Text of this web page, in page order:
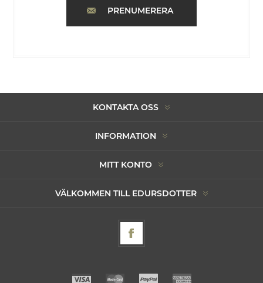
PRENUMERERA
KONTAKTA OSS
INFORMATION
MITT KONTO
VÄLKOMMEN TILL EDURSDOTTER